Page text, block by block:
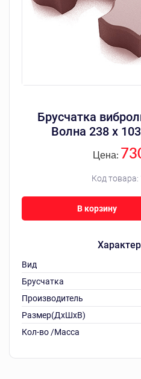
Брусчатка
Волна 238 х
Код товара:
Цена:
Вид
Брусчатка
Производитель
Размер(ДхШхВ)
Кол-во /Масса
В корзину